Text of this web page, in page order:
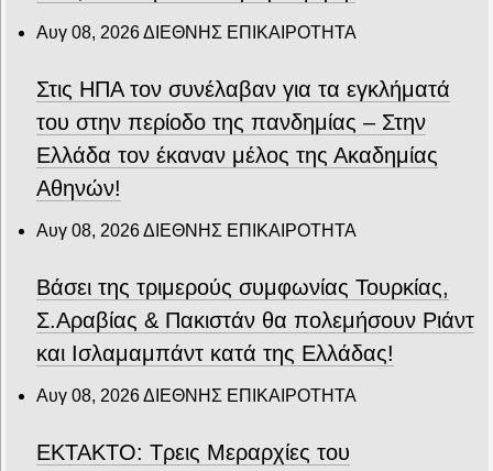
Αυγ 08, 2026ΔΙΕΘΝΗΣ ΕΠΙΚΑΙΡΟΤΗΤΑ
Στις ΗΠΑ τον συνέλαβαν για τα εγκλήματά
του στην περίοδο της πανδημίας – Στην
Ελλάδα τον έκαναν μέλος της Ακαδημίας
Αθηνών!
Αυγ 08, 2026ΔΙΕΘΝΗΣ ΕΠΙΚΑΙΡΟΤΗΤΑ
Βάσει της τριμερούς συμφωνίας Τουρκίας,
Σ.Αραβίας & Πακιστάν θα πολεμήσουν Ριάντ
και Ισλαμαμπάντ κατά της Ελλάδας!
Αυγ 08, 2026ΔΙΕΘΝΗΣ ΕΠΙΚΑΙΡΟΤΗΤΑ
ΕΚΤΑΚΤΟ: Τρεις Μεραρχίες του